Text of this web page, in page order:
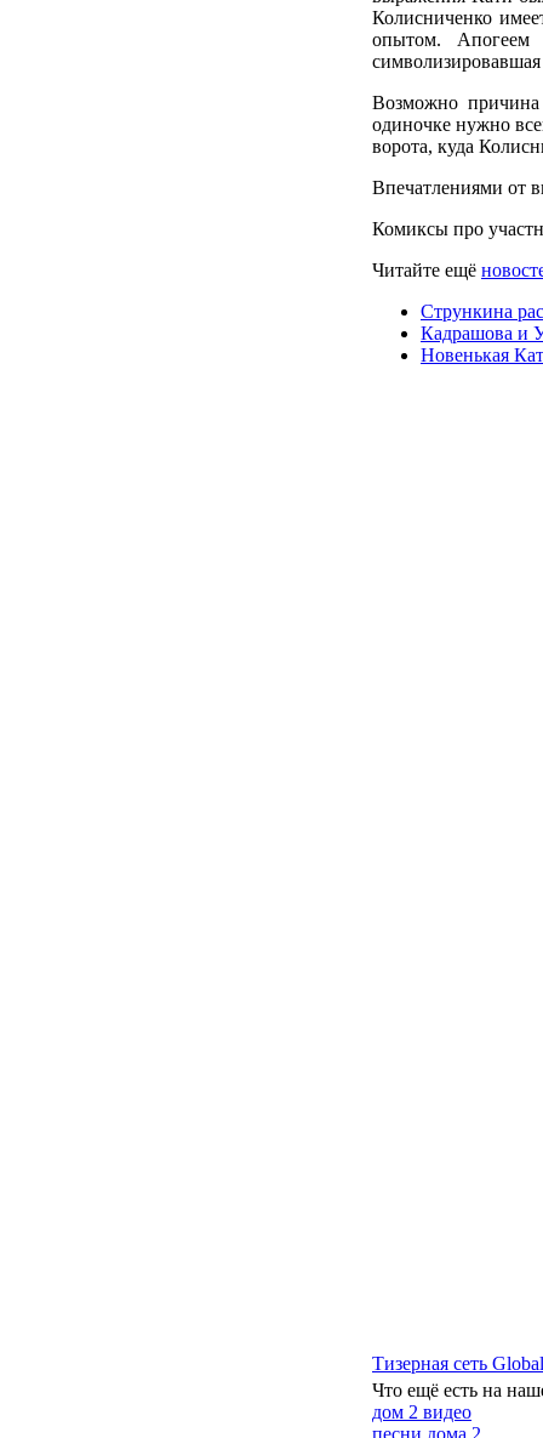
Колисниченко
опытом.
Возможно причина
одиночке нужно
ворота, куда
Впечатлениями от
Комиксы про
Читайте ещё
Стрункина
Кадрашова и
Новенькая
Тизерная сеть
Что ещё есть на
дом 2 видео
песни дома 2